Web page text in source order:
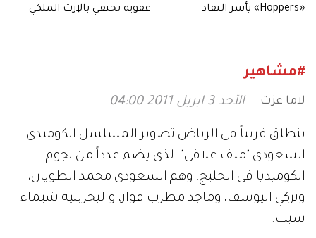
«Hoppers» يأسر النقاد
عفوية تحتفي بالإرث الملكي
#مشاهير
لاما عزت الأحد 3 ابريل 2011 04:00
ينطلق قريباً في الرياض تصوير المسلسل الكوميدي
السعودي "ملف علاقي" الذي يضم عدداً من نجوم
الكوميديا في الخليج، وهم السعودي محمد الطويان،
وتركي اليوسف، وماجد مطرب فواز، والبحرينية شيماء
سبت.